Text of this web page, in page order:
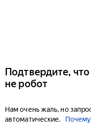
Подтвердите,
не робот
Нам очень жаль, но
автоматические.
Почему